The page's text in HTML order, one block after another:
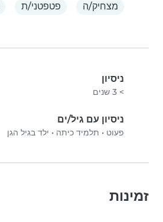
מצחיק/ה
פטפטני/ת
ניסיון
> 3 שנים
ניסיון עם גיל/ים
פעוט • תלמיד כיתה • ילד בגיל הגן
זמינות